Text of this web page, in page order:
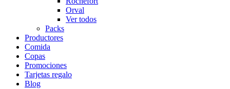
Orval
Ver todos
Packs
Productores
Comida
Copas
Promociones
Tarjetas regalo
Blog